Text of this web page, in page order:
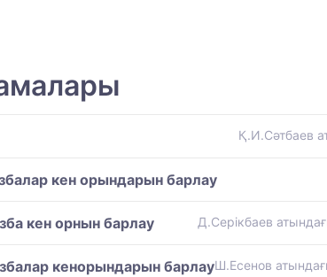
Қ.И.Сәтбаев
кен орындарын барлау
кен орнын барлау Д.Серікбаев
кенорындарын барлауШ.Есенов